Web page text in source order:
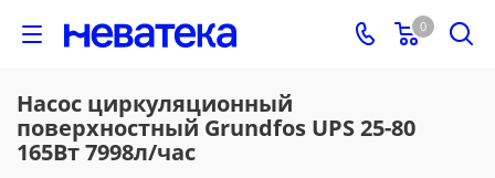
0
Насос циркуляционный
поверхностный Grundfos UPS 25-80
165Вт 7998л/час